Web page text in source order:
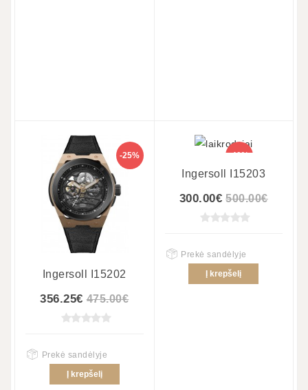
-25%
Ingersoll I15202
356.25€ 475.00€
Prekė sandėlyje
Į krepšelį
-40%
Ingersoll I15203
300.00€ 500.00€
Prekė sandėlyje
Į krepšelį